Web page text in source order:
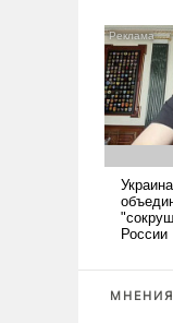
МНЕНИЯ